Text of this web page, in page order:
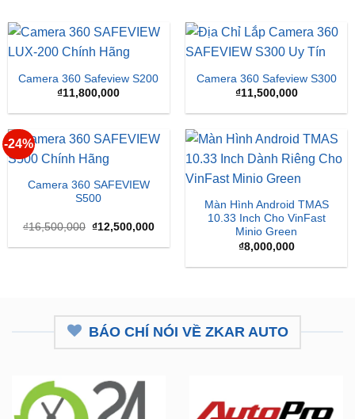
Camera 360 Safeview S200
₫11,800,000
Camera 360 Safeview S300
₫11,500,000
-24%
Camera 360 SAFEVIEW
S500
₫16,500,000 Giá
là:
₫12,500,000Giá
tại
₫12,500,000.
Màn Hình Android TMAS
10.33 Inch Cho VinFast
Minio Green
₫8,000,000
BÁO CHÍ NÓI VỀ ZKAR AUTO